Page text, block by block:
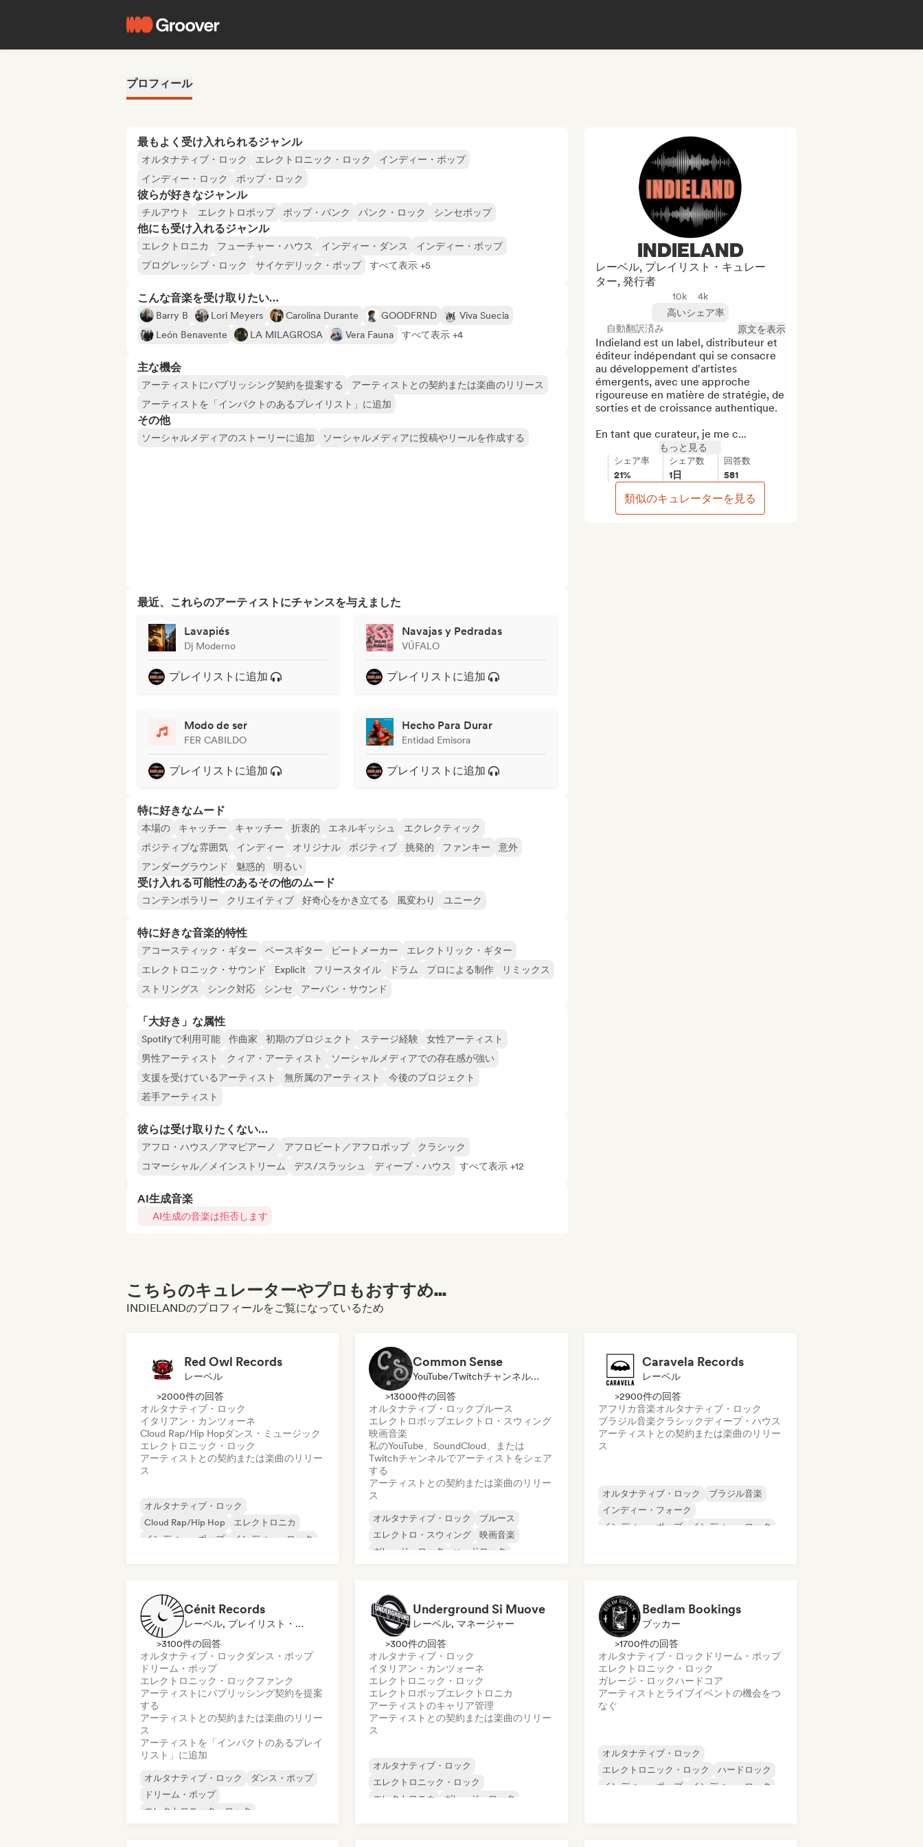
プロフィール
最もよく受け入れられるジャンル
オルタナティブ・ロック エレクトロニック・ロック
インディー・ポップ
インディー・ロック
ポップ・ロック
彼らが好きなジャンル
チルアウト エレクトロポップ ポップ・パンク パンク・ロック シンセポップ
他にも受け入れるジャンル
エレクトロニカ フューチャー・ハウス インディー・ダンス
インディー・ポップ
プログレッシブ・ロック
サイケデリック・ポップ すべて表示 +5
こんな音楽を受け取りたい…
Barry B Lori Meyers Carolina Durante GOODFRND
Viva Suecia
León Benavente
LA MILAGROSA Vera Fauna すべて表示 +4
主な機会
アーティストにパブリッシング契約を提案する
アーティストとの契約または楽曲のリリース
アーティストを「インパクトのあるプレイリスト」に追加
その他
ソーシャルメディアのストーリーに追加 ソーシャルメディアに投稿やリールを作成する
最近、これらのアーティストにチャンスを与えました
Lavapiés
Dj Moderno
プレイリストに追加
Navajas y Pedradas
VÚFALO
プレイリストに追加
Modo de ser
FER CABILDO
プレイリストに追加
Hecho Para Durar
Entidad Emisora
プレイリストに追加
特に好きなムード
本場の キャッチー キャッチー 折衷的 エネルギッシュ
エクレクティック
ポジティブな雰囲気
インディー オリジナル ポジティブ 挑発的 ファンキー
意外
アンダーグラウンド
魅惑的 明るい
受け入れる可能性のあるその他のムード
コンテンポラリー クリエイティブ 好奇心をかき立てる 風変わり ユニーク
特に好きな音楽的特性
アコースティック・ギター ベースギター ビートメーカー
エレクトリック・ギター
エレクトロニック・サウンド
Explicit フリースタイル ドラム プロによる制作
リミックス
ストリングス
シンク対応 シンセ アーバン・サウンド
「大好き」な属性
Spotifyで利用可能 作曲家 初期のプロジェクト ステージ経験
女性アーティスト
男性アーティスト
クィア・アーティスト
ソーシャルメディアでの存在感が強い
支援を受けているアーティスト
無所属のアーティスト
今後のプロジェクト
若手アーティスト
彼らは受け取りたくない…
アフロ・ハウス／アマピアーノ アフロビート／アフロポップ
クラシック
コマーシャル／メインストリーム
デス/スラッシュ ディープ・ハウス すべて表示 +12
AI生成音楽
AI生成の音楽は拒否します
INDIELAND
レーベル, プレイリスト・キュレー
ター, 発行者
10k
4k
高いシェア率
自動翻訳済み
原文を表示
Indieland est un label, distributeur et
éditeur indépendant qui se consacre
au développement d'artistes
émergents, avec une approche
rigoureuse en matière de stratégie, de
sorties et de croissance authentique.
En tant que curateur, je me c...
もっと見る
シェア率
21%
シェア数
1日
回答数
581
類似のキュレーターを見る
こちらのキュレーターやプロもおすすめ...
INDIELANDのプロフィールをご覧になっているため
Red Owl Records
レーベル
>2000件の回答
オルタナティブ・ロック
イタリアン・カンツォーネ
Cloud Rap/Hip Hopダンス・ミュージック
エレクトロニック・ロック
アーティストとの契約または楽曲のリリー
ス
オルタナティブ・ロック
Cloud Rap/Hip Hop
エレクトロニカ
インディー・ポップ
インディー・ロック
Common Sense
YouTube/Twitchチャンネル, レーベル
>13000件の回答
オルタナティブ・ロックブルース
エレクトロポップエレクトロ・スウィング
映画音楽
私のYouTube、SoundCloud、または
Twitchチャンネルでアーティストをシェア
する
アーティストとの契約または楽曲のリリー
ス
オルタナティブ・ロック
ブルース
エレクトロ・スウィング
映画音楽
ガレージ・ロック
ハードロック
Caravela Records
レーベル
>2900件の回答
アフリカ音楽オルタナティブ・ロック
ブラジル音楽クラシックディープ・ハウス
アーティストとの契約または楽曲のリリー
ス
オルタナティブ・ロック
ブラジル音楽
インディー・フォーク
インディー・ポップ
インディー・ロック
Cénit Records
レーベル, プレイリスト・キュレーター, 発行者
>3100件の回答
オルタナティブ・ロック ダンス・ポップ
ドリーム・ポップ
エレクトロニック・ロックファンク
アーティストにパブリッシング契約を提案
する
アーティストとの契約または楽曲のリリー
ス
アーティストを「インパクトのあるプレイ
リスト」に追加
オルタナティブ・ロック
ダンス・ポップ
ドリーム・ポップ
エレクトロニック・ロック
Underground Si Muove
レーベル, マネージャー
>300件の回答
オルタナティブ・ロック
イタリアン・カンツォーネ
エレクトロニック・ロック
エレクトロポップエレクトロニカ
アーティストのキャリア管理
アーティストとの契約または楽曲のリリー
ス
オルタナティブ・ロック
エレクトロニック・ロック
エレクトロニカ
ガレージ・ロック
Bedlam Bookings
ブッカー
>1700件の回答
オルタナティブ・ロック ドリーム・ポップ
エレクトロニック・ロック
ガレージ・ロックハードコア
アーティストとライブイベントの機会をつ
なぐ
オルタナティブ・ロック
エレクトロニック・ロック
ハードロック
インディー・ポップ
インディー・ロック